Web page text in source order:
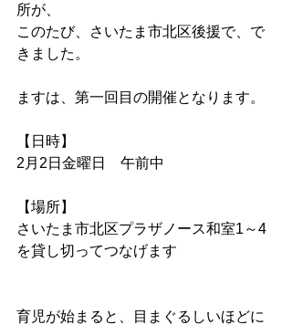
所が、
このたび、さいたま市北区後援で、で
きました。
ますは、第一回目の開催となります。
【日時】
2月2日金曜日　午前中
【場所】
さいたま市北区プラザノース和室1～4
を貸し切ってつなげます
育児が始まると、目まぐるしいほどに